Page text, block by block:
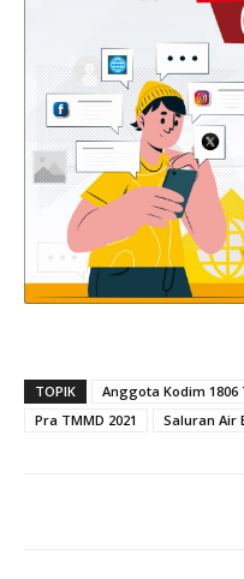
TOPIK Anggota Kodim 1806
Pra TMMD 2021
Saluran Air